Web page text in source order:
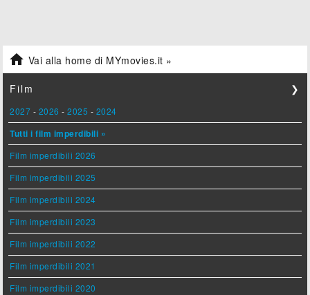
 Vai alla home di MYmovies.it »
Film ❯
2027 - 2026 -2025 - 2024
Tutti i film imperdibili »
Film imperdibili 2026
Film imperdibili 2025
Film imperdibili 2024
Film imperdibili 2023
Film imperdibili 2022
Film imperdibili 2021
Film imperdibili 2020